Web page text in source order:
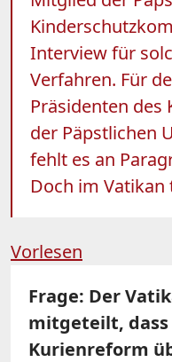
Interview für
Verfahren. Für
Präsidenten des
der Päpstlichen
fehlt es an
Doch im Vatikan
Vorlesen
Frage: Der
mitgeteilt,
Kurienreform